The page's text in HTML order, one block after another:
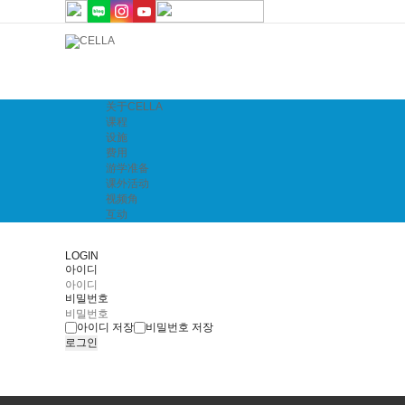
关于CELLA
课程
设施
费用
游学准备
课外活动
视频角
互动
LOGIN
아이디
비밀번호
아이디 저장 비밀번호 저장